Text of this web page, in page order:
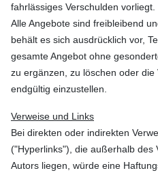
fahrlässiges Verschulden vorliegt.
Alle Angebote sind freibleibend
behält es sich ausdrücklich vor,
gesamte Angebot ohne
zu ergänzen, zu löschen oder
endgültig einzustellen.
Verweise und Links
Bei direkten oder indirekten
("Hyperlinks"), die außerhalb des
Autors liegen, würde eine